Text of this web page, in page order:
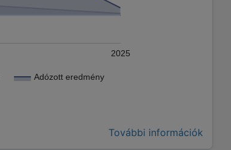
Adózott eredmény
2025
További információk